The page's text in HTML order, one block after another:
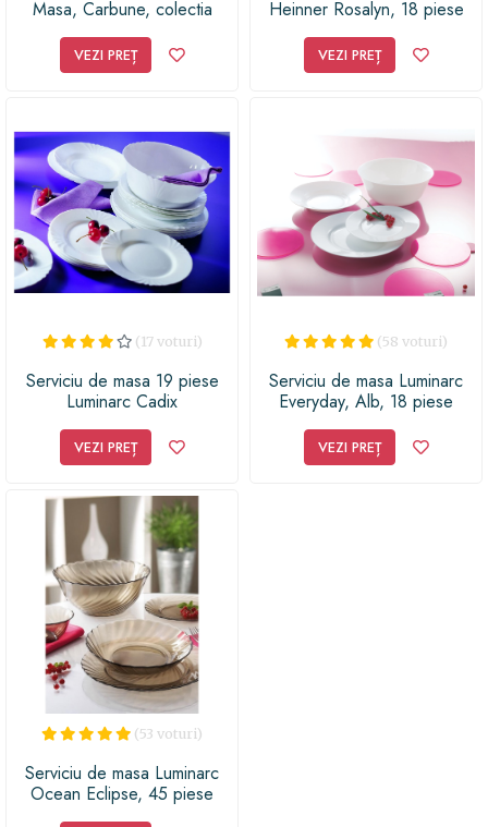
Masa, Carbune, colectia
Negru
VEZI PREȚ
Heinner Rosalyn, 18 piese
VEZI PREȚ
(17 voturi)
Serviciu de masa 19 piese
Luminarc Cadix
VEZI PREȚ
(58 voturi)
Serviciu de masa Luminarc
Everyday, Alb, 18 piese
VEZI PREȚ
(53 voturi)
Serviciu de masa Luminarc
Ocean Eclipse, 45 piese